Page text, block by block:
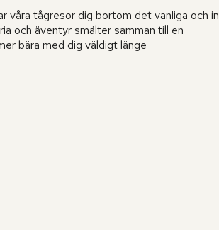
våra tågresor dig bortom det vanliga och in
och äventyr smälter samman till en
bära med dig väldigt länge